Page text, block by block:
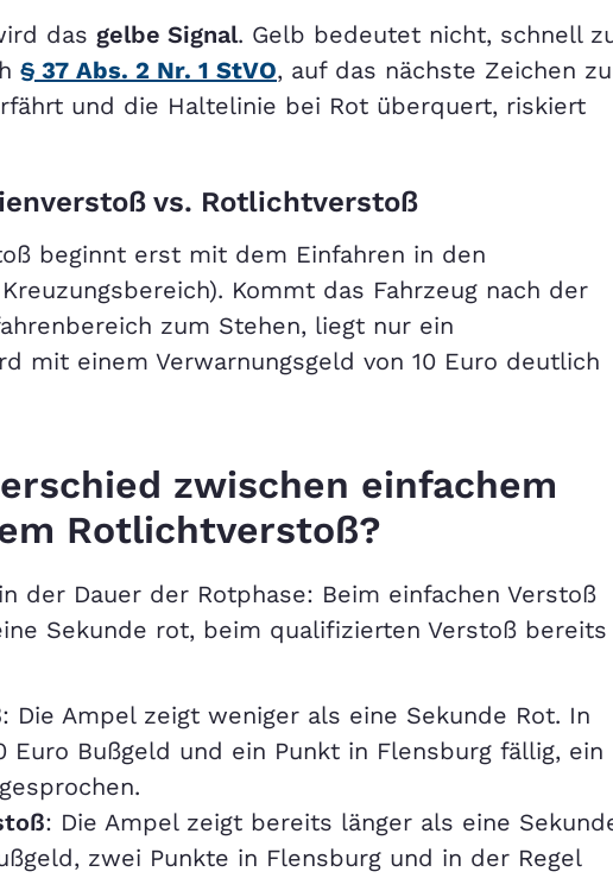
das gelbe Signal. Gelb bedeutet nicht, schnell
§ 37 Abs. 2 Nr. 1 StVO, auf das nächste Zeichen zu
und die Haltelinie bei Rot überquert, riskiert
vs. Rotlichtverstoß
beginnt erst mit dem Einfahren in den
Kommt das Fahrzeug nach der
zum Stehen, liegt nur ein
mit einem Verwarnungsgeld von 10 Euro deutlich
zwischen einfachem
Rotlichtverstoß?
der Dauer der Rotphase: Beim einfachen Verstoß
Sekunde rot, beim qualifizierten Verstoß bereits
: Die Ampel zeigt weniger als eine Sekunde Rot. In
Bußgeld und ein Punkt in Flensburg fällig, ein
: Die Ampel zeigt bereits länger als eine
zwei Punkte in Flensburg und in der Regel